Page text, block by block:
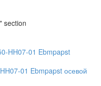
section
01 Ebmpapst осевой